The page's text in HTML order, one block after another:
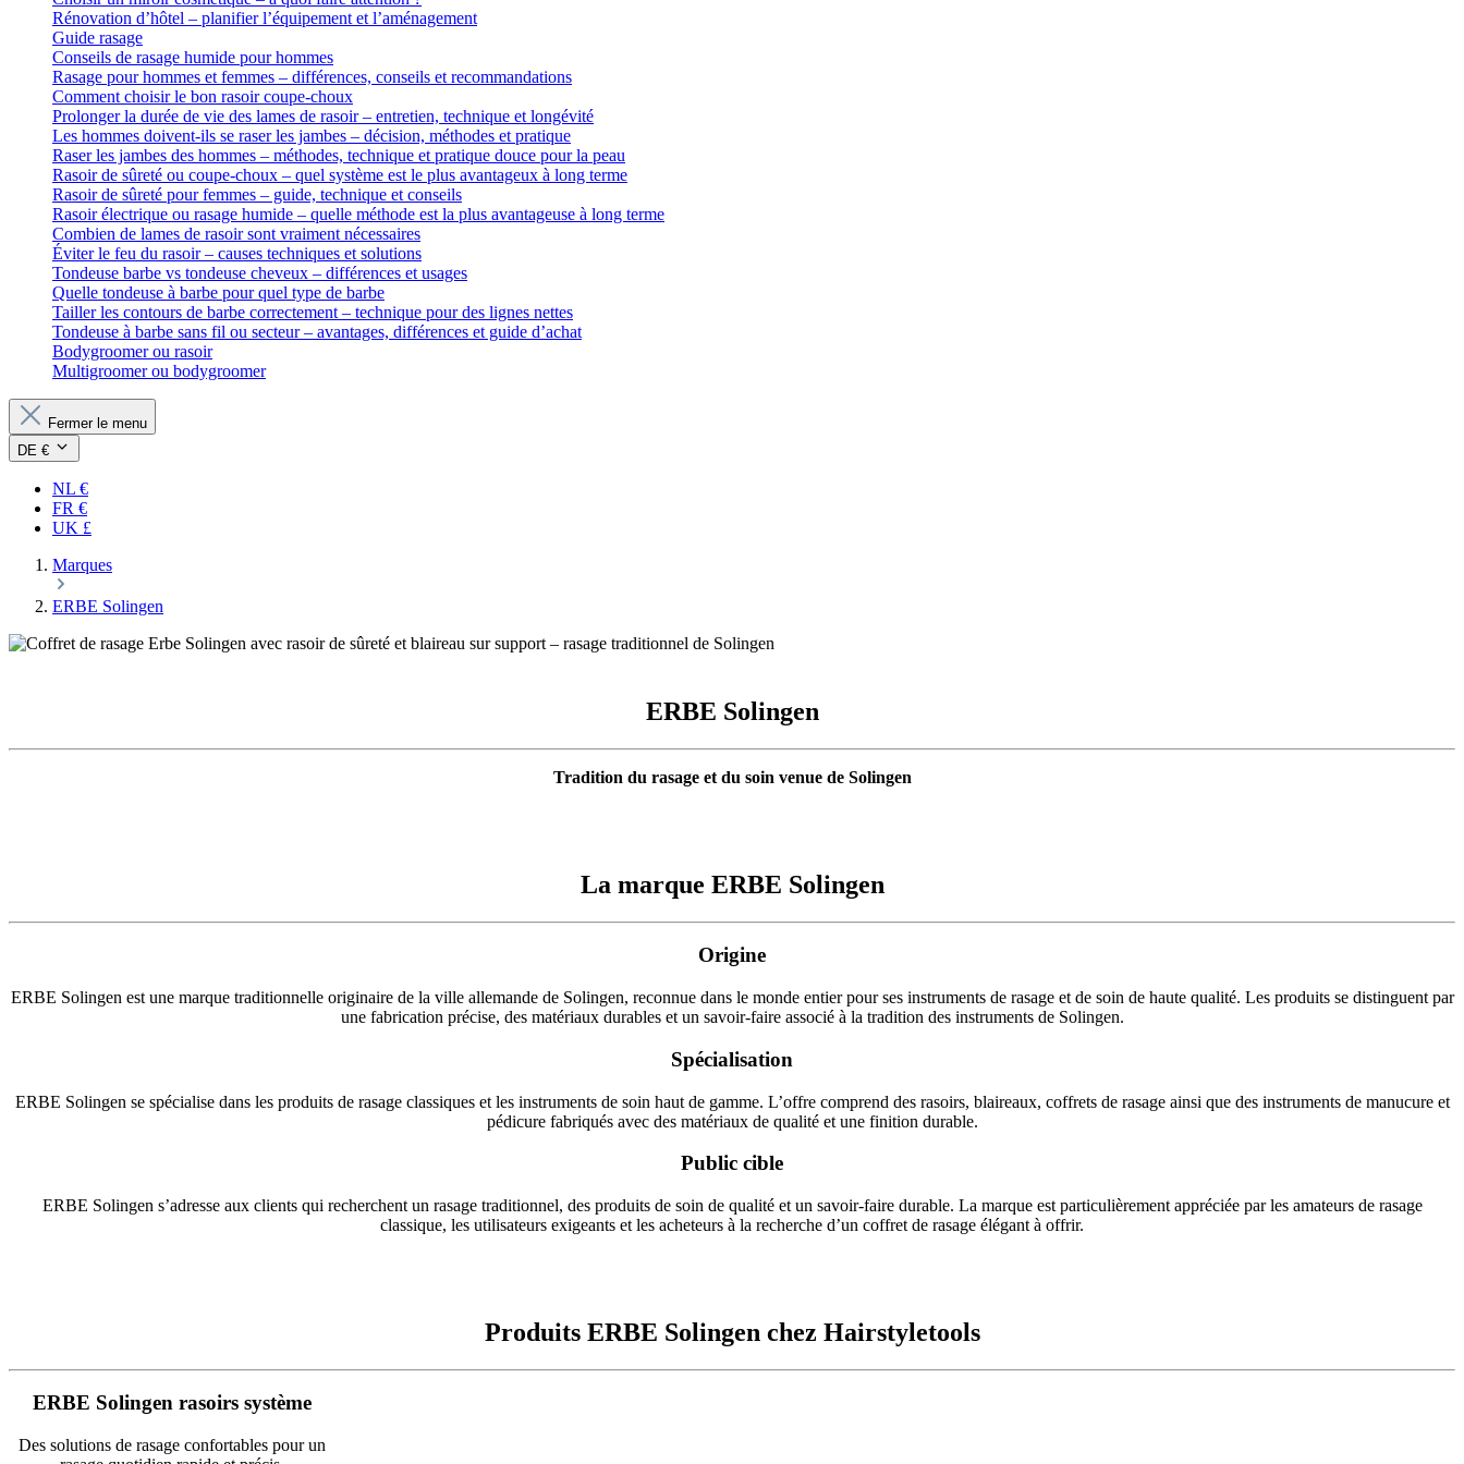
Rénovation d’hôtel – planifier l’équipement et l’aménagement
Guide rasage
Conseils de rasage humide pour hommes
Rasage pour hommes et femmes – différences, conseils et recommandations
Comment choisir le bon rasoir coupe-choux
Prolonger la durée de vie des lames de rasoir – entretien, technique et longévité
Les hommes doivent-ils se raser les jambes – décision, méthodes et pratique
Raser les jambes des hommes – méthodes, technique et pratique douce pour la peau
Rasoir de sûreté ou coupe-choux – quel système est le plus avantageux à long terme
Rasoir de sûreté pour femmes – guide, technique et conseils
Rasoir électrique ou rasage humide – quelle méthode est la plus avantageuse à long terme
Combien de lames de rasoir sont vraiment nécessaires
Éviter le feu du rasoir – causes techniques et solutions
Tondeuse barbe vs tondeuse cheveux – différences et usages
Quelle tondeuse à barbe pour quel type de barbe
Tailler les contours de barbe correctement – technique pour des lignes nettes
Tondeuse à barbe sans fil ou secteur – avantages, différences et guide d’achat
Bodygroomer ou rasoir
Multigroomer ou bodygroomer
Fermer le menu
DE €
NL €
FR €
UK £
Marques
ERBE Solingen
ERBE Solingen
Tradition du rasage et du soin venue de Solingen
La marque ERBE Solingen
Origine
ERBE Solingen est une marque traditionnelle originaire de la ville allemande de Solingen, reconnue dans le monde entier pour ses instruments de rasage et de soin de haute qualité. Les produits se distinguent par
une fabrication précise, des matériaux durables et un savoir-faire associé à la tradition des instruments de Solingen.
Spécialisation
ERBE Solingen se spécialise dans les produits de rasage classiques et les instruments de soin haut de gamme. L’offre comprend des rasoirs, blaireaux, coffrets de rasage ainsi que des instruments de manucure et
pédicure fabriqués avec des matériaux de qualité et une finition durable.
Public cible
ERBE Solingen s’adresse aux clients qui recherchent un rasage traditionnel, des produits de soin de qualité et un savoir-faire durable. La marque est particulièrement appréciée par les amateurs de rasage
classique, les utilisateurs exigeants et les acheteurs à la recherche d’un coffret de rasage élégant à offrir.
Produits ERBE Solingen chez Hairstyletools
ERBE Solingen rasoirs système
Des solutions de rasage confortables pour un